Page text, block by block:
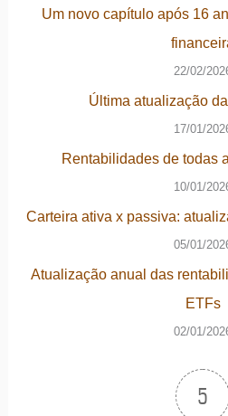
Um novo capítulo após 16
22/02/
Última atualização
17/01/
Rentabilidades de todas
10/01/
Carteira ativa x passiva:
05/01/
Atualização anual das
ETFs
02/01/
5